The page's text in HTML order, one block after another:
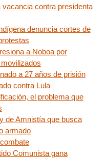
contra presidenta
denuncia cortes de
a Noboa por
a 27 años de prisión
contra Lula
el problema que
de Amnistía que busca
armado
Comunista gana